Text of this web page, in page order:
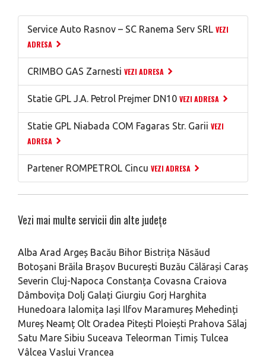
Service Auto Rasnov – SC Ranema Serv SRL VEZI
ADRESA
CRIMBO GAS Zarnesti VEZI ADRESA
Statie GPL J.A. Petrol Prejmer DN10 VEZI ADRESA
Statie GPL Niabada COM Fagaras Str. Garii VEZI
ADRESA
Partener ROMPETROL Cincu VEZI ADRESA
Vezi mai multe servicii din alte județe
Alba Arad Argeș Bacău Bihor Bistrița Năsăud
Botoșani Brăila Brașov București Buzău Călărași Caraș
Severin Cluj-Napoca Constanța Covasna Craiova
Dâmbovița Dolj Galați Giurgiu Gorj Harghita
Hunedoara Ialomița Iași Ilfov Maramureș Mehedinți
Mureș Neamț Olt Oradea Pitești Ploiești Prahova Sălaj
Satu Mare Sibiu Suceava Teleorman Timiș Tulcea
Vâlcea Vaslui Vrancea